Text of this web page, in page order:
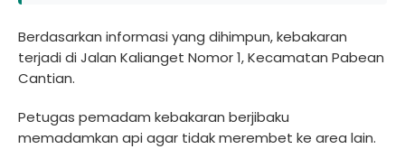
Berdasarkan informasi yang dihimpun, kebakaran
terjadi di Jalan Kalianget Nomor 1, Kecamatan Pabean
Cantian.
Petugas pemadam kebakaran berjibaku
memadamkan api agar tidak merembet ke area lain.